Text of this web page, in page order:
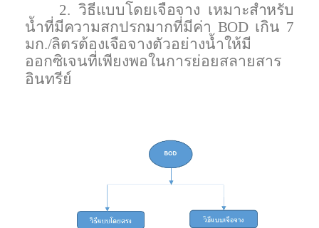
2. วิธีแบบโดยเจือจาง เหมาะสำหรับ
น้ำที่มีความสกปรกมากที่มีค่า BOD เกิน 7
มก./ลิตรต้องเจือจางตัวอย่างน้ำให้มี
ออกซิเจนที่เพียงพอในการย่อยสลายสาร
อินทรีย์